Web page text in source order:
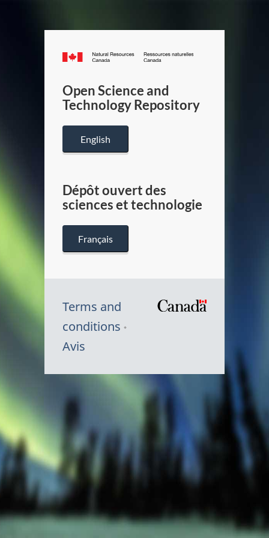
Canada.ca
/
Canada
Open Science and
Technology Repository
English
Dépôt ouvert des
sciences et technologie
Français
Terms and
conditions
Avis
Canada